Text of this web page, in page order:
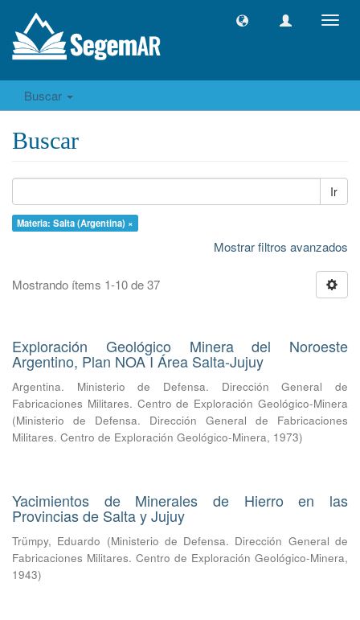
Buscar
Buscar
Ir
Materia: Salta (Argentina) ×
Mostrar filtros avanzados
Mostrando ítems 1-10 de 37
Exploración Geológico Minera del Noroeste
Argentino, Plan NOA I Área Salta-Jujuy
Argentina. Ministerio de Defensa. Dirección General de
Fabricaciones Militares. Centro de Exploración Geológico-Minera
(Ministerio de Defensa. Dirección General de Fabricaciones
Militares. Centro de Exploración Geológico-Minera, 1973)
Yacimientos de Minerales de Hierro en las
Provincias de Salta y Jujuy
Trümpy, Eduardo (Ministerio de Defensa. Dirección General de
Fabricaciones Militares. Centro de Exploración Geológico-Minera,
1943)